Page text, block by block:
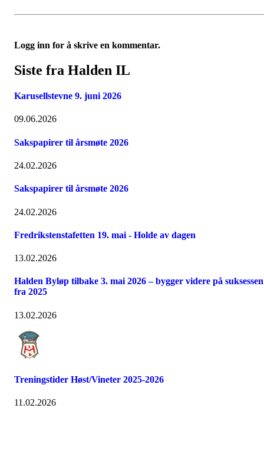
Logg inn for å skrive en kommentar.
Siste fra Halden IL
Karusellstevne 9. juni 2026
09.06.2026
Sakspapirer til årsmøte 2026
24.02.2026
Sakspapirer til årsmøte 2026
24.02.2026
Fredrikstenstafetten 19. mai - Holde av dagen
13.02.2026
Halden Byløp tilbake 3. mai 2026 – bygger videre på suksessen
fra 2025
13.02.2026
Treningstider Høst/Vineter 2025-2026
11.02.2026